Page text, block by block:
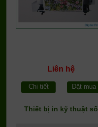
Liên hệ
Chi tiết Đặt mua
Thiết bị in kỹ thuật số